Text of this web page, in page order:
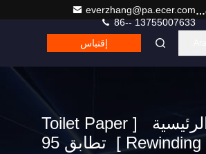
Hefei Purple Horn E-Commerce Co., Ltd.
everzhang@pa.ecer.com
86-- 13755007633
إقتباس
الكلمات الرئيسية [ Toilet Paper
Rewinding Machine ] تطابق 95